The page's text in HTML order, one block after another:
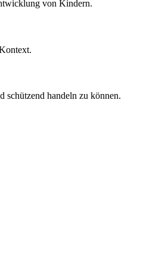
von Kindern.
schützend handeln zu können.